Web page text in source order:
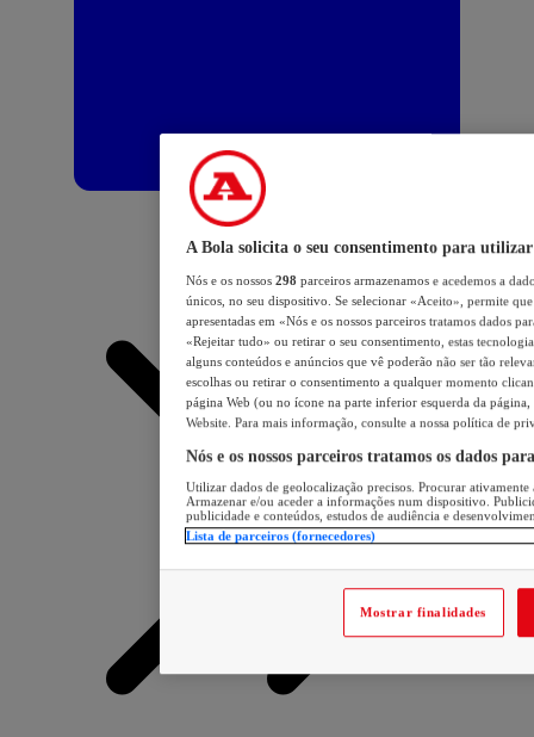
A Bola solicita o seu consentimento para utilizar
Nós e os nossos 298 parceiros armazenamos e acedemos a
únicos, no seu dispositivo. Se selecionar «Aceito», permite
apresentadas em «Nós e os nossos parceiros tratamos dados
«Rejeitar tudo» ou retirar o seu consentimento, estas
alguns conteúdos e anúncios que vê poderão não ser tão
escolhas ou retirar o consentimento a qualquer momento
página Web (ou no ícone na parte inferior esquerda da página,
Website. Para mais informação, consulte a nossa política de
Nós e os nossos parceiros tratamos os dados
Utilizar dados de geolocalização precisos. Procurar
Armazenar e/ou aceder a informações num dispositivo.
publicidade e conteúdos, estudos de audiência e
Lista de parceiros (fornecedores)
Mostrar finalidades